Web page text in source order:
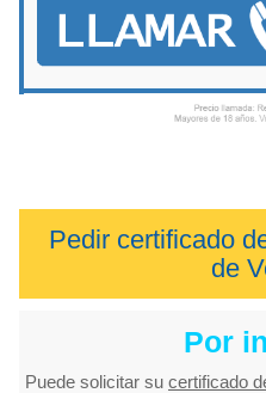
Pedir certificado
de
Por
Puede solicitar su certificado